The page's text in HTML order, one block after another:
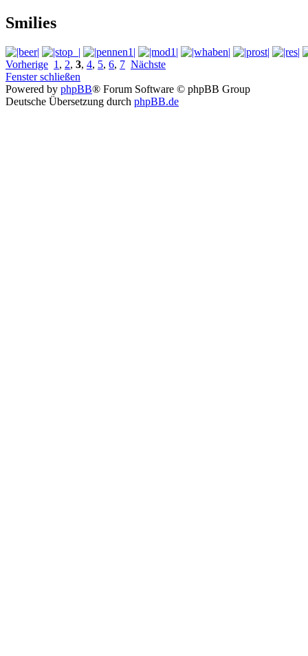
Smilies
Vorherige 1 , 2, 3, 4, 5, 6, 7 Nächste
Fenster schließen
Powered by phpBB® Forum Software © phpBB Group
Deutsche Übersetzung durch phpBB.de